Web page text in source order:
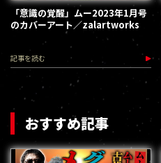
「意識の覚醒」ムー2023年1月号
のカバーアート／zalartworks
記事を読む
おすすめ記事